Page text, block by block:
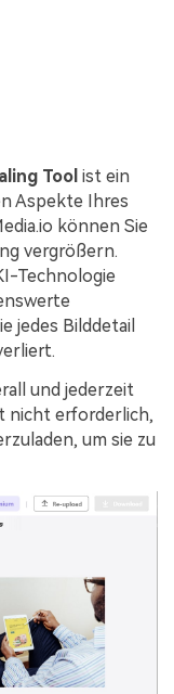
Tool ist ein
Aspekte Ihres
können Sie
vergrößern.
Technologie
jedes Bilddetail
und jederzeit
nicht erforderlich,
um sie zu